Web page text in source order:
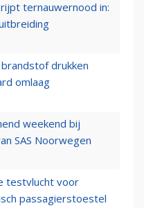
ternauwernood in:
drukken
omlaag
weekend bij
SAS Noorwegen
testvlucht voor
passagierstoestel